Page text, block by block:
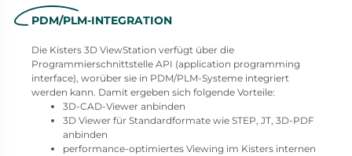
PDM/PLM-INTEGRATION
Die Kisters 3D ViewStation verfügt über die
Programmierschnittstelle API (application programming
interface), worüber sie in PDM/PLM-Systeme integriert
werden kann. Damit ergeben sich folgende Vorteile:
3D-CAD-Viewer anbinden
3D Viewer für Standardformate wie STEP, JT, 3D-PDF
anbinden
performance-optimiertes Viewing im Kisters internen